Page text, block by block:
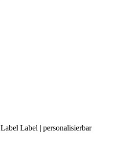
Label | personalisierbar